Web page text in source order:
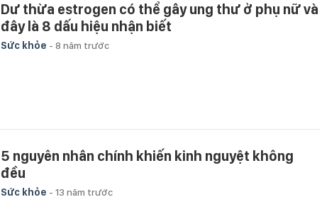
Dư thừa estrogen có thể gây ung thư ở phụ nữ và
đây là 8 dấu hiệu nhận biết
Sức khỏe - 8 năm trước
5 nguyên nhân chính khiến kinh nguyệt không
đều
Sức khỏe - 13 năm trước